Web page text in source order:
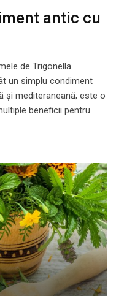
antic cu
de Trigonella
un simplu condiment
și mediteraneană; este o
beneficii pentru